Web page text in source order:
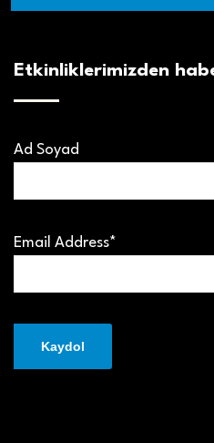
Etkinliklerimizden
Ad Soyad
Email Address*